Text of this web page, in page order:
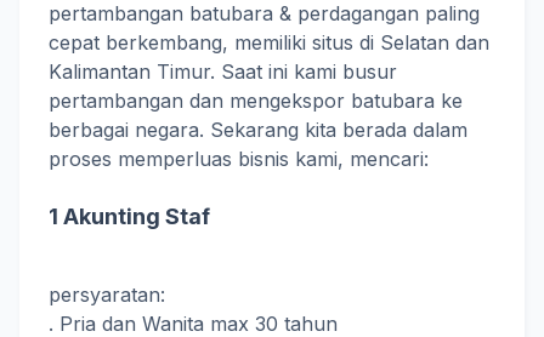
pertambangan batubara & perdagangan paling
cepat berkembang, memiliki situs di Selatan dan
Kalimantan Timur. Saat ini kami busur
pertambangan dan mengekspor batubara ke
berbagai negara. Sekarang kita berada dalam
proses memperluas bisnis kami, mencari:
1 Akunting Staf
persyaratan:
. Pria dan Wanita max 30 tahun